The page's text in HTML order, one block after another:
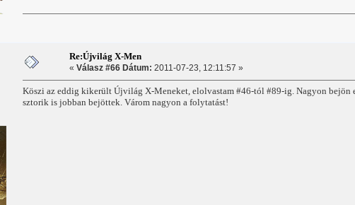
Re:Újvilág X-Men
« Válasz #66 Dátum: 2011-07-23, 12:11:57 »
Köszi az eddig kikerült Újvilág X-Meneket, elolvastam #46-tól #89-ig. Nagyon bejön
sztorik is jobban bejöttek. Várom nagyon a folytatást!